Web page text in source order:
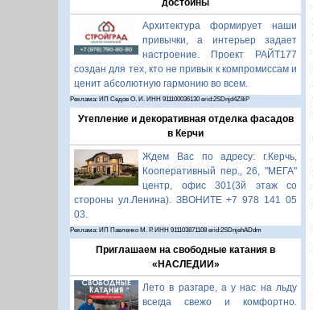
достойны
Архитектура формирует наши
привычки, а интерьер задает
настроение. Проект РАЙТ177
создан для тех, кто не привык к компромиссам и
ценит абсолютную гармонию во всем.
Реклама: ИП Седов О. И. ИНН 911100036130 erid:2SDnjd4Z8iP
Утепление и декоративная отделка фасадов
в Керчи
Ждем Вас по адресу: г.Керчь,
Кооперативный пер., 26, "МЕГА"
центр, офис 301(3й этаж со
стороны ул.Ленина). ЗВОНИТЕ +7 978 141 05
03.
Реклама: ИП Павленко М. Р. ИНН 911103871108 erid:2SDnjehADdm
Приглашаем на свободные катания в
«НАСЛЕДИИ»
Лето в разгаре, а у нас на льду
всегда свежо и комфортно.